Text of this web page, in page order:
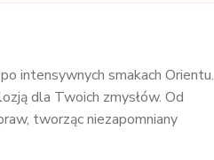
intensywnych smakach Orientu.
dla Twoich zmysłów. Od
tworząc niezapomniany